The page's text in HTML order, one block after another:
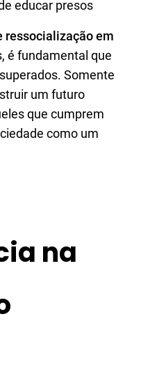
educar presos
ressocialização em
é fundamental que
Somente
um futuro
que cumprem
como um
na